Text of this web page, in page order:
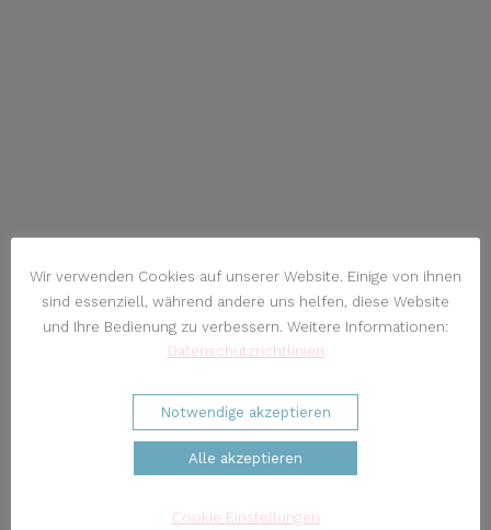
Wir verwenden Cookies auf unserer Website. Einige von ihnen
sind essenziell, während andere uns helfen, diese Website
und Ihre Bedienung zu verbessern. Weitere Informationen:
Datenschutzrichtlinien
Notwendige akzeptieren
Alle akzeptieren
Cookie Einstellungen